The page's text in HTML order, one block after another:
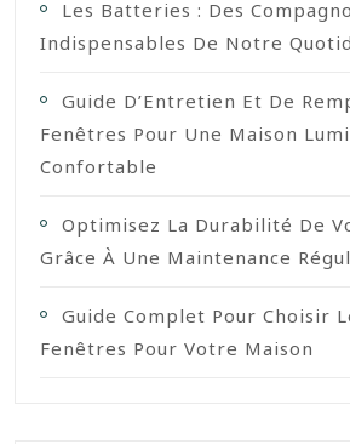
Les Batteries : Des
Indispensables De Notre
Guide D’Entretien Et De
Fenêtres Pour Une Maison
Confortable
Optimisez La Durabilité De
Grâce À Une Maintenance
Guide Complet Pour Choisir
Fenêtres Pour Votre Maison